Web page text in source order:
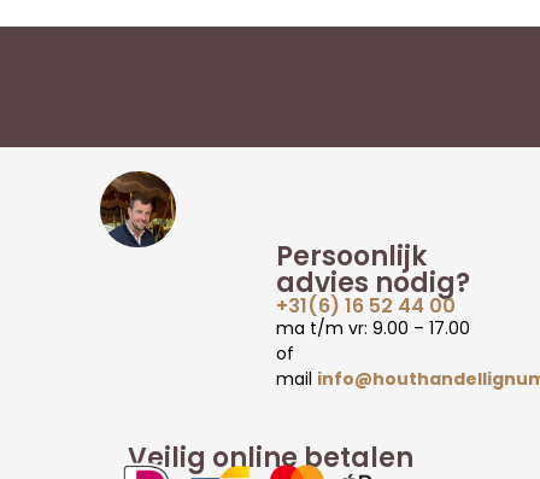
Veilig online betalen
Persoonlijk
advies nodig?
+31(6) 16 52 44 00
ma t/m vr: 9.00 – 17.00
of
mail